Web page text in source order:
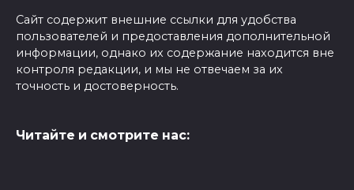
Сайт содержит внешние ссылки для удобства
пользователей и предоставления дополнительной
информации, однако их содержание находится вне
контроля редакции, и мы не отвечаем за их
точность и достоверность.
Читайте и смотрите нас: